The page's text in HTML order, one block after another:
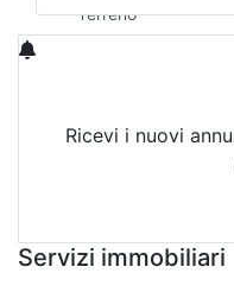
Terreno
Ricevi i nuovi
Servizi immobiliari